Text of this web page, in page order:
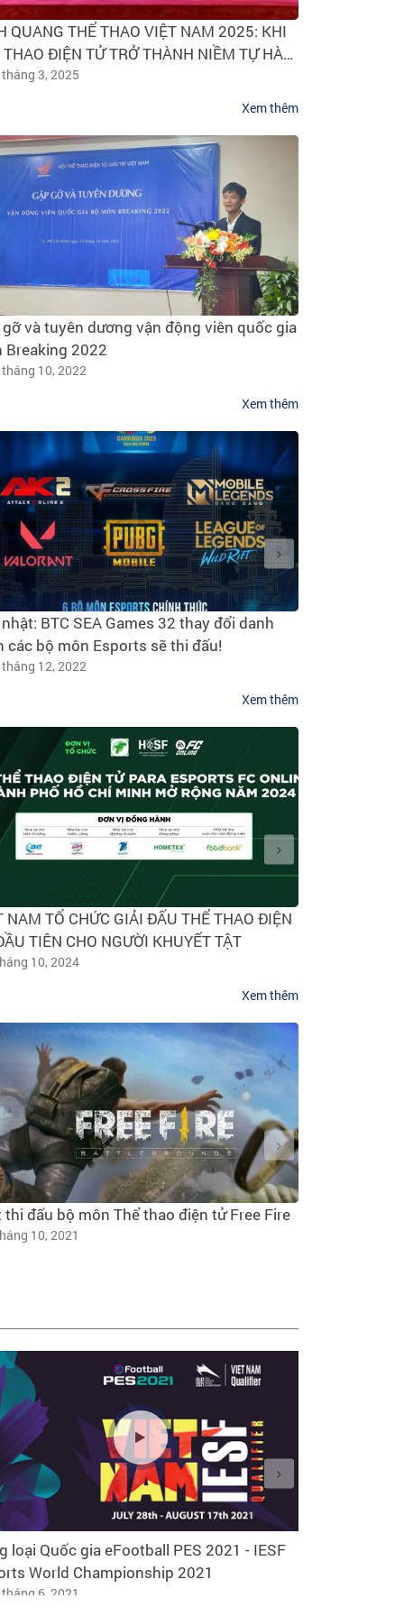
QUANG THỂ THAO VIỆT NAM 2025: KHI
THAO ĐIỆN TỬ TRỞ THÀNH NIỀM TỰ HÀO
NHÀ3, 2025
Xem thêm
gỡ và tuyên dương vận động viên quốc gia
Breaking 2022
10, 2022
Xem thêm
BTC SEA Games 32 thay đổi danh
các bộ môn Esports sẽ thi đấu!
12, 2022
Xem thêm
NAM TỔ CHỨC GIẢI ĐẤU THỂ THAO ĐIỆN
TIÊN CHO NGƯỜI KHUYẾT TẬT
10, 2024
Xem thêm
thi đấu bộ môn Thể thao điện tử Free Fire
10, 2021
loại Quốc gia eFootball PES 2021 - IESF
World Championship 2021
6, 2021